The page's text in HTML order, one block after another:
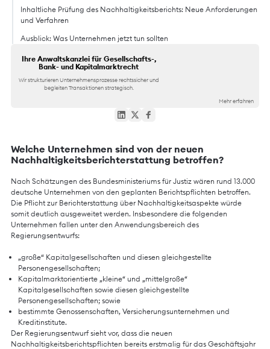
Inhaltliche Prüfung des Nachhaltigkeitsberichts: Neue Anforderungen
und Verfahren
Ausblick: Was Unternehmen jetzt tun sollten
Ihre Anwaltskanzlei für Gesellschafts-,
Bank- und Kapitalmarktrecht
Wir strukturieren Unternehmensprozesse rechtssicher und
begleiten Transaktionen strategisch.
Mehr erfahren
Welche Unternehmen sind von der neuen
Nachhaltigkeitsberichterstattung betroffen?
Nach Schätzungen des Bundesministeriums für Justiz wären rund 13.000
deutsche Unternehmen von den geplanten Berichtspflichten betroffen.
Die Pflicht zur Berichterstattung über Nachhaltigkeitsaspekte würde
somit deutlich ausgeweitet werden. Insbesondere die folgenden
Unternehmen fallen unter den Anwendungsbereich des
Regierungsentwurfs:
„große“ Kapitalgesellschaften und diesen gleichgestellte
Personengesellschaften;
Kapitalmarktorientierte „kleine“ und „mittelgroße“
Kapitalgesellschaften sowie diesen gleichgestellte
Personengesellschaften; sowie
bestimmte Genossenschaften, Versicherungsunternehmen und
Kreditinstitute.
Der Regierungsentwurf sieht vor, dass die neuen
Nachhaltigkeitsberichtspflichten bereits erstmalig für das Geschäftsjahr